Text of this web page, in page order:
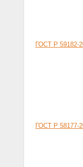
ГОСТ Р 59182-
ГОСТ Р 58177-